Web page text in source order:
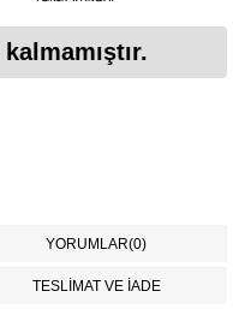
YORUMLAR(0)
TESLİMAT VE İADE